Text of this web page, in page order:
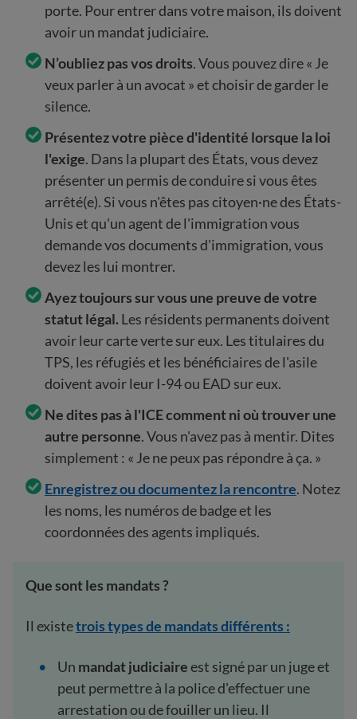
porte. Pour entrer dans votre maison, ils doivent
avoir un mandat judiciaire.
N’oubliez pas vos droits. Vous pouvez dire « Je
veux parler à un avocat » et choisir de garder le
silence.
Présentez votre pièce d'identité lorsque la loi
l'exige. Dans la plupart des États, vous devez
présenter un permis de conduire si vous êtes
arrêté(e). Si vous n'êtes pas citoyen·ne des États-
Unis et qu'un agent de l'immigration vous
demande vos documents d'immigration, vous
devez les lui montrer.
Ayez toujours sur vous une preuve de votre
statut légal.Les résidents permanents doivent
avoir leur carte verte sur eux. Les titulaires du
TPS, les réfugiés et les bénéficiaires de l'asile
doivent avoir leur I-94 ou EAD sur eux.
Ne dites pas à l'ICE comment ni où trouver une
autre personne. Vous n'avez pas à mentir. Dites
simplement : « Je ne peux pas répondre à ça. »
Enregistrez ou documentez la rencontre. Notez
les noms, les numéros de badge et les
coordonnées des agents impliqués.
Que sont les mandats ?
Il existetrois types de mandats différents :
Un mandat judiciaireest signé par un juge et
peut permettre à la police d'effectuer une
arrestation ou de fouiller un lieu. Il